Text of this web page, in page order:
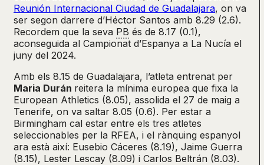
Reunión Internacional Ciudad de Guadalajara, on va
ser segon darrere d’Héctor Santos amb 8.29 (2.6).
Recordem que la seva PB és de 8.17 (0.1),
aconseguida al Campionat d’Espanya a La Nucía el
juny del 2024.
Amb els 8.15 de Guadalajara, l’atleta entrenat per
Maria Durán reitera la mínima europea que fixa la
European Athletics (8.05), assolida el 27 de maig a
Tenerife, on va saltar 8.05 (0.6). Per estar a
Birmingham cal estar entre els tres atletes
seleccionables per la RFEA, i el rànquing espanyol
ara està així: Eusebio Cáceres (8.19), Jaime Guerra
(8.15), Lester Lescay (8.09) i Carlos Beltrán (8.03).